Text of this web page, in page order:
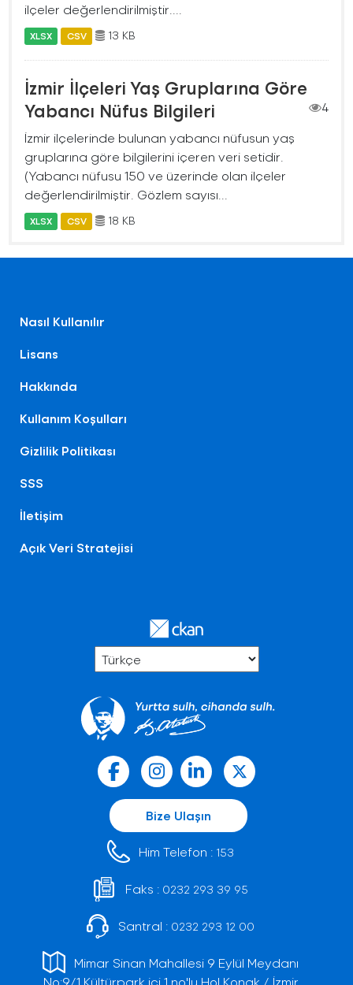
ilçeler değerlendirilmiştir....
XLSX CSV 13 KB
İzmir İlçeleri Yaş Gruplarına Göre
Yabancı Nüfus Bilgileri
4
İzmir ilçelerinde bulunan yabancı nüfusun yaş
gruplarına göre bilgilerini içeren veri setidir.
(Yabancı nüfusu 150 ve üzerinde olan ilçeler
değerlendirilmiştir. Gözlem sayısı...
XLSX CSV 18 KB
Nasıl Kullanılır
Lisans
Hakkında
Kullanım Koşulları
Gizlilik Politikası
SSS
İletişim
Açık Veri Stratejisi
Bize Ulaşın
Him Telefon : 153
Faks : 0232 293 39 95
Santral : 0232 293 12 00
Mimar Sinan Mahallesi 9 Eylül Meydanı
No:9/1 Kültürpark içi 1 no'lu Hol Konak / İzmir